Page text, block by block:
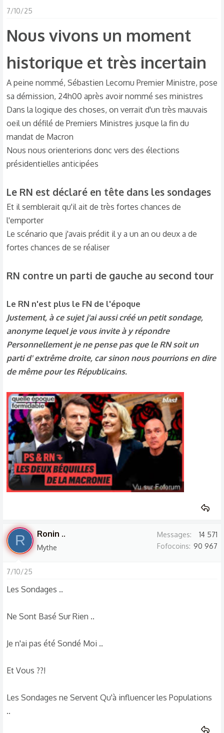
7/10/25
Nous vivons un moment
historique et très incertain​
A peine nommé, Sébastien Lecornu Premier Ministre, pose
sa démission, 24h00 après avoir nommé ses ministres
Dans la logique des choses, on verrait d'un très mauvais
oeil un défilé de Premiers Ministres jusque la fin du
mandat de Macron
Nous nous orienterions donc vers des élections
présidentielles anticipées
Le RN est déclaré en tête dans les sondages​
Et il semblerait qu'il ait de très fortes chances de
l'emporter
Le scénario que j'avais prédit il y a un an ou deux a de
fortes chances de se réaliser
RN contre un parti de gauche au second tour​
Le RN n'est plus le FN de l'époque
Justement, à ce sujet j'ai aussi créé un petit sondage,
anonyme lequel je vous invite à y répondre
Personnellement je ne pense pas que le RN soit un
parti d' extrême droite, car sinon nous pourrions en dire
de même pour les Républicains.
R Ronin ..
Mythe
Messages
14 571
Fofocoins 90 967
7/10/25
Les Sondages ..
Ne Sont Basé Sur Rien ..
Je n'ai pas été Sondé Moi ..
Et Vous ??!
Les Sondages ne Servent Qu'à influencer les Populations
..